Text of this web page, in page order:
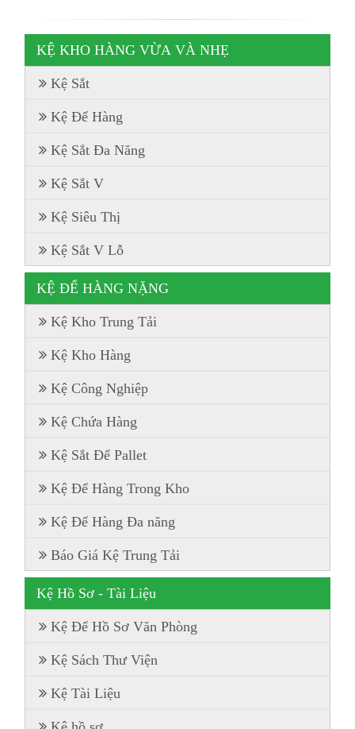
KỆ KHO HÀNG VỪA VÀ NHẸ
Kệ Sắt
Kệ Để Hàng
Kệ Sắt Đa Năng
Kệ Sắt V
Kệ Siêu Thị
Kệ Sắt V Lỗ
KỆ ĐỂ HÀNG NẶNG
Kệ Kho Trung Tải
Kệ Kho Hàng
Kệ Công Nghiệp
Kệ Chứa Hàng
Kệ Sắt Để Pallet
Kệ Để Hàng Trong Kho
Kệ Để Hàng Đa năng
Báo Giá Kệ Trung Tải
Kệ Hồ Sơ - Tài Liệu
Kệ Để Hồ Sơ Văn Phòng
Kệ Sách Thư Viện
Kệ Tài Liệu